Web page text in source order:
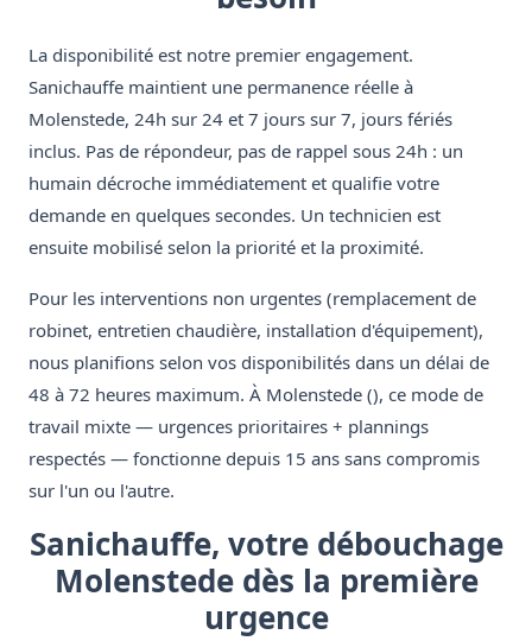
La disponibilité est notre premier engagement.
Sanichauffe maintient une permanence réelle à
Molenstede, 24h sur 24 et 7 jours sur 7, jours fériés
inclus. Pas de répondeur, pas de rappel sous 24h : un
humain décroche immédiatement et qualifie votre
demande en quelques secondes. Un technicien est
ensuite mobilisé selon la priorité et la proximité.
Pour les interventions non urgentes (remplacement de
robinet, entretien chaudière, installation d'équipement),
nous planifions selon vos disponibilités dans un délai de
48 à 72 heures maximum. À Molenstede (), ce mode de
travail mixte — urgences prioritaires + plannings
respectés — fonctionne depuis 15 ans sans compromis
sur l'un ou l'autre.
Sanichauffe, votre débouchage
Molenstede dès la première
urgence